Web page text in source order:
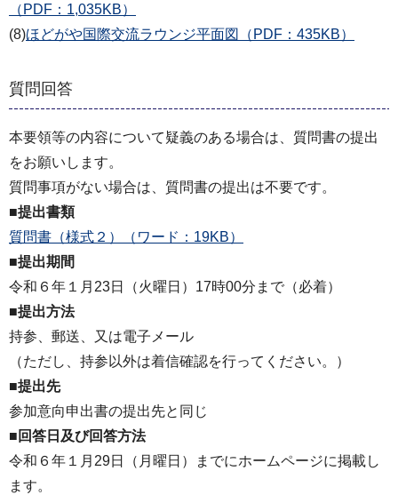
（PDF：1,035KB）
(8)ほどがや国際交流ラウンジ平面図（PDF：435KB）
質問回答
本要領等の内容について疑義のある場合は、質問書の提出
をお願いします。
質問事項がない場合は、質問書の提出は不要です。
■提出書類
質問書（様式２）（ワード：19KB）
■提出期間
令和６年１月23日（火曜日）17時00分まで（必着）
■提出方法
持参、郵送、又は電子メール
（ただし、持参以外は着信確認を行ってください。）
■提出先
参加意向申出書の提出先と同じ
■回答日及び回答方法
令和６年１月29日（月曜日）までにホームページに掲載し
ます。